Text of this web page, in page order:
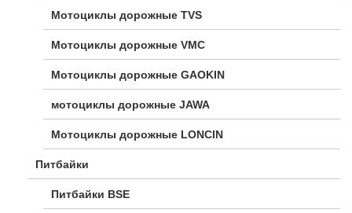
Мотоциклы дорожные TVS
Мотоциклы дорожные VMC
Мотоциклы дорожные GAOKIN
мотоциклы дорожные JAWA
Мотоциклы дорожные LONCIN
Питбайки
Питбайки BSE